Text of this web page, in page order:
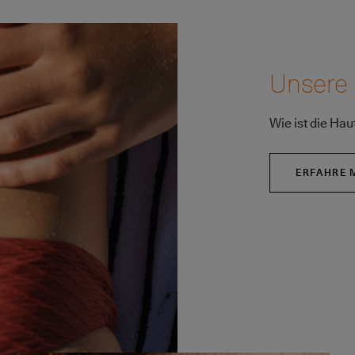
Wie ist die
ERFAHRE